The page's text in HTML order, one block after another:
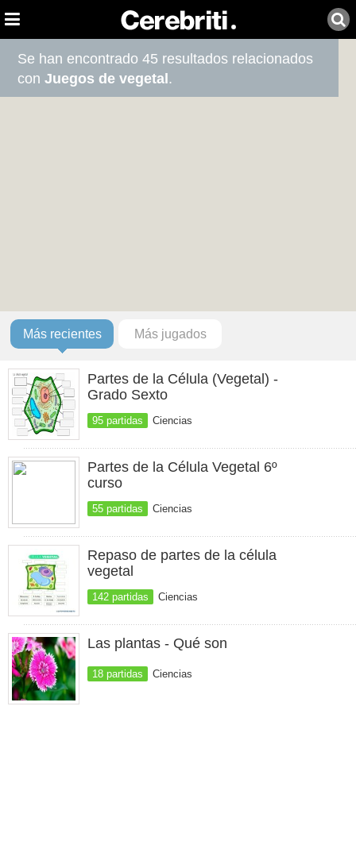
Se han encontrado 45 resultados relacionados
conJuegos de vegetal .
Más recientes Más jugados
Partes de la Célula (Vegetal) -
Grado Sexto
95 partidas Ciencias
Partes de la Célula Vegetal 6º
curso
55 partidas Ciencias
Repaso de partes de la célula
vegetal
142 partidas Ciencias
Las plantas - Qué son
18 partidas Ciencias